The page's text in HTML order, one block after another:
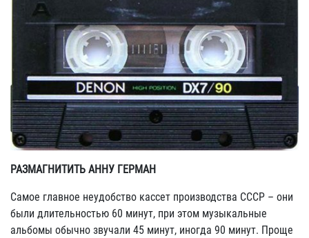
РАЗМАГНИТИТЬ АННУ ГЕРМАН
Самое главное неудобство кассет производства СССР – они
были длительностью 60 минут, при этом музыкальные
альбомы обычно звучали 45 минут, иногда 90 минут. Проще